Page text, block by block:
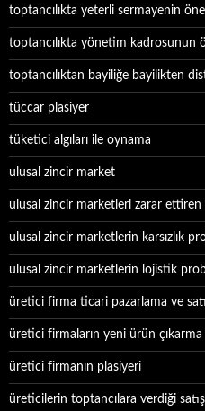
toptancılıkta yeterli sermayenin
toptancılıkta yönetim kadrosunun
toptancılıktan bayiliğe bayilikten
tüccar plasiyer
tüketici algıları ile oynama
ulusal zincir market
ulusal zincir marketleri zarar
ulusal zincir marketlerin karsızlık
ulusal zincir marketlerin lojistik
üretici firma ticari pazarlama ve
üretici firmaların yeni ürün çıkarma
üretici firmanın plasiyeri
üreticilerin toptancılara verdiği